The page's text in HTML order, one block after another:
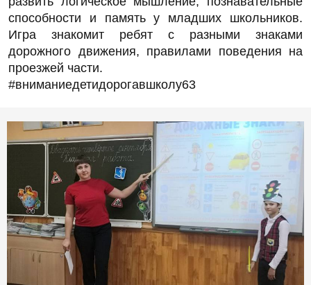
способности и память у младших школьников.
Игра знакомит ребят с разными знаками
дорожного движения, правилами поведения на
проезжей части.
#вниманиедетидорогавшколу63